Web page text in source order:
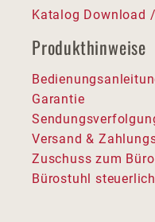
Katalog Download
Produkthinweise
Garantie
Versand &
Zuschuss zum
Bürostuhl